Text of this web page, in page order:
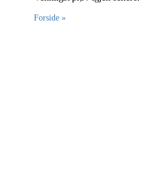
Forside »